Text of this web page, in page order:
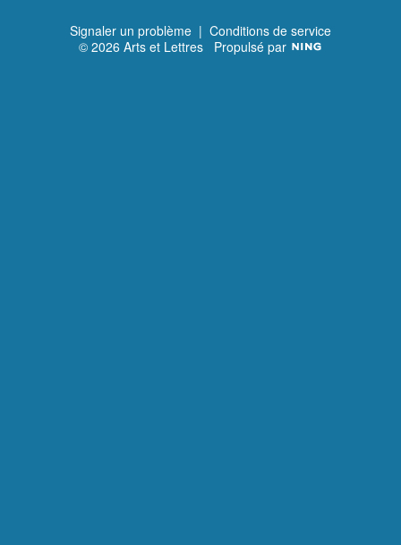
Signaler un problème | Conditions de service
© 2026 Arts et Lettres Propulsé par